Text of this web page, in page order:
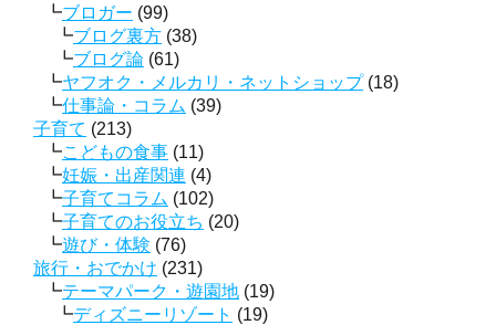
ブロガー (99)
ブログ裏方 (38)
ブログ論 (61)
ヤフオク・メルカリ・ネットショップ(18)
仕事論・コラム (39)
子育て (213)
こどもの食事 (11)
妊娠・出産関連 (4)
子育てコラム (102)
子育てのお役立ち (20)
遊び・体験 (76)
旅行・おでかけ (231)
テーマパーク・遊園地 (19)
ディズニーリゾート (19)